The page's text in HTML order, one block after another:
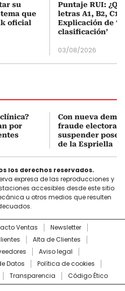
su
que
oficial
Puntaje RUI:
letras A1, B2, C1
Explicación de
clasificación’
03/08/2026
por
Con nueva
fraude electoral,
suspender
de la Espriella
los derechos reservados.
expresa de las reproducciones y
accesibles desde este sitio
u otros medios que resulten
Ventas
Newsletter
Alta de Clientes
Aviso legal
Datos
Política de cookies
Transparencia Código Ético